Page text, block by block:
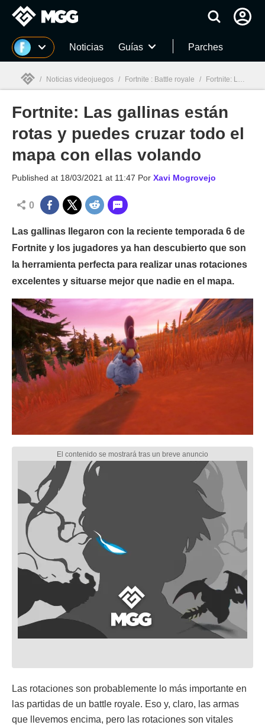
MGG Noticias Guías Parches
MGG
/ Noticias videojuegos / Fortnite : Battle royale / Fortnite: Las gallinas están rotas y puedes cruzar todo el mapa con ellas volando
Fortnite: Las gallinas están
rotas y puedes cruzar todo el
mapa con ellas volando
Published at 18/03/2021 at 11:47 Por Xavi Mogrovejo
0
Las gallinas llegaron con la reciente temporada 6 de
Fortnite y los jugadores ya han descubierto que son
la herramienta perfecta para realizar unas rotaciones
excelentes y situarse mejor que nadie en el mapa.
Las rotaciones son probablemente lo más importante en
las partidas de un battle royale. Eso y, claro, las armas
que llevemos encima, pero las rotaciones son vitales